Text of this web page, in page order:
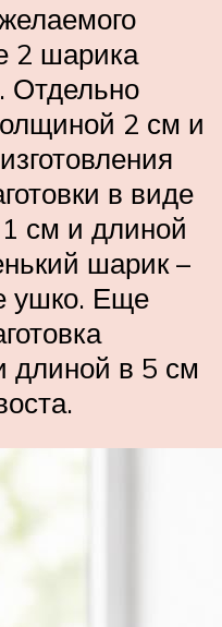
2 шарика
Отдельно
2 см и
в виде
см и длиной
шарик –
ушко. Еще
длиной в 5 см